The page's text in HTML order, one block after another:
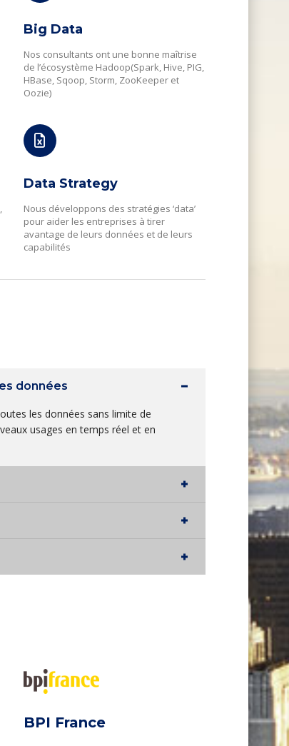
Big Data
Nos consultants ont une bonne maîtrise
de l’écosystème Hadoop(Spark, Hive, PIG,
HBase, Sqoop, Storm, ZooKeeper et
Oozie)
Data Strategy
Nous développons des stratégies ‘data’
pour aider les entreprises à tirer
avantage de leurs données et de leurs
capabilités
données
les données sans limite de
usages en temps réel et en
BPI France